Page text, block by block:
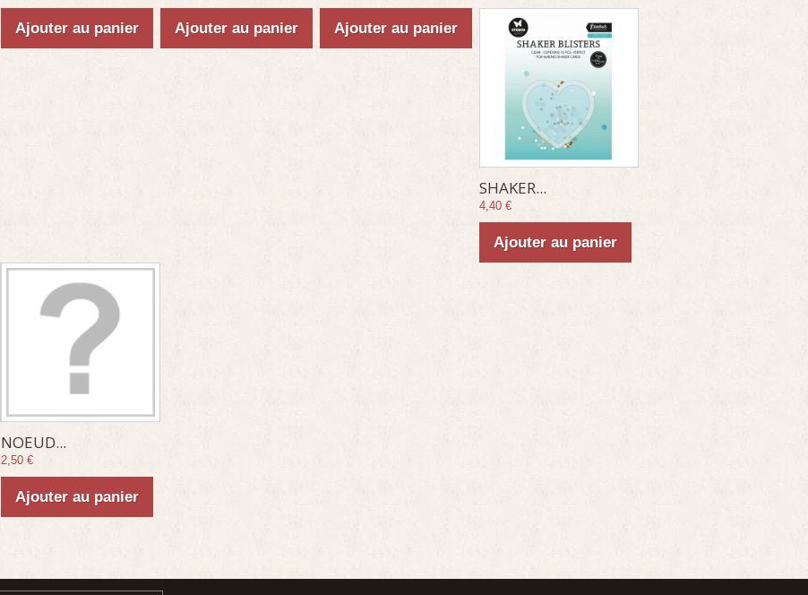
Ajouter au panier Ajouter au panier Ajouter au panier
SHAKER...
4,40 €
Ajouter au panier
NOEUD...
2,50 €
Ajouter au panier